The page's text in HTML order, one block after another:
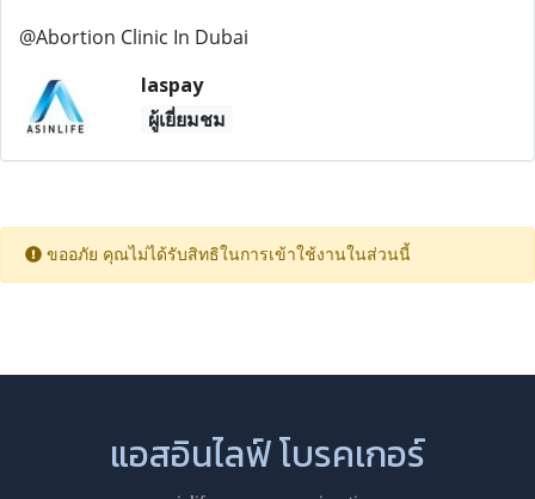
@Abortion Clinic In Dubai
laspay
ผู้เยี่ยมชม
ขออภัย คุณไม่ได้รับสิทธิในการเข้าใช้งานในส่วนนี้
แอสอินไลฟ์ โบรคเกอร์